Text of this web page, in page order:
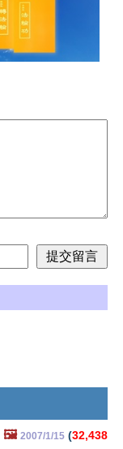
🖼️ 2007/1/15 (32,438